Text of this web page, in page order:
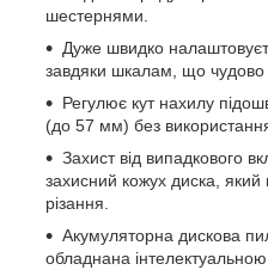
шестернями.
Дуже швидко
завдяки шкалам, що чудово
Регулює кут нахилу
(до 57 мм) без
Захист від випадкового
захисний кожух диска, який
різання.
Акумуляторна дискова
обладнана